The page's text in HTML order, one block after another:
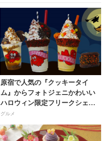
原宿で人気の『クッキータイ
ム』からフォトジェニかわいい
ハロウィン限定フリークシェイ
クが登場!!
グルメ